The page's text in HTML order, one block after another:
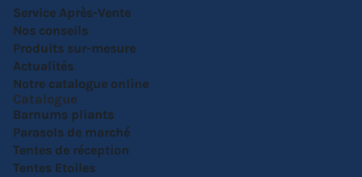
Service Après-Vente
Nos conseils
Produits sur-mesure
Actualités
Notre catalogue online
Catalogue
Barnums pliants
Parasols de marché
Tentes de réception
Tentes Etoiles